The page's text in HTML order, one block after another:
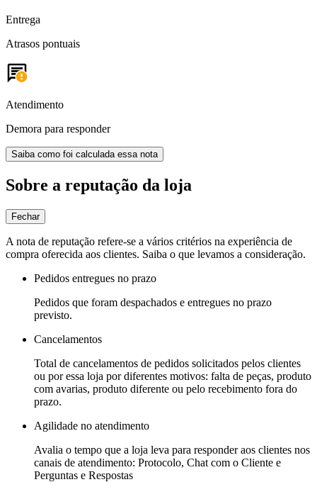
Entrega
Atrasos pontuais
Atendimento
Demora para responder
Saiba como foi calculada essa nota
Sobre a reputação da loja
Fechar
A nota de reputação refere-se a vários critérios na experiência de
compra oferecida aos clientes. Saiba o que levamos a consideração.
Pedidos entregues no prazo
Pedidos que foram despachados e entregues no prazo
previsto.
Cancelamentos
Total de cancelamentos de pedidos solicitados pelos clientes
ou por essa loja por diferentes motivos: falta de peças, produto
com avarias, produto diferente ou pelo recebimento fora do
prazo.
Agilidade no atendimento
Avalia o tempo que a loja leva para responder aos clientes nos
canais de atendimento: Protocolo, Chat com o Cliente e
Perguntas e Respostas